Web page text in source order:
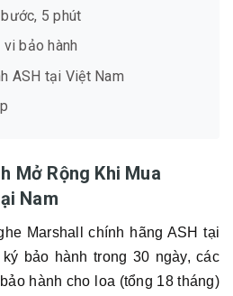
5 phút
bảo hành
ASH tại Việt Nam
Mở Rộng Khi Mua
Nam
Marshall chính hãng ASH tại
bảo hành trong 30 ngày, các
hành cho loa (tổng 18 tháng)